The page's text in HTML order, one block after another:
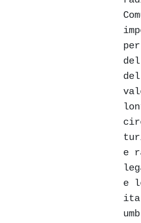
e
e